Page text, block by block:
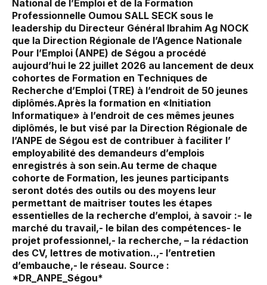
National de l’Emploi et de la Formation
Professionnelle Oumou SALL SECK sous le
leadership du Directeur Général Ibrahim Ag NOCK
que la Direction Régionale de l’Agence Nationale
Pour l’Emploi (ANPE) de Ségou a procédé
aujourd’hui le 22 juillet 2026 au lancement de deux
cohortes de Formation en Techniques de
Recherche d’Emploi (TRE) à l’endroit de 50 jeunes
diplômés.Après la formation en «Initiation
Informatique» à l’endroit de ces mêmes jeunes
diplômés, le but visé par la Direction Régionale de
l’ANPE de Ségou est de contribuer à faciliter l’
employabilité des demandeurs d’emplois
enregistrés à son sein.Au terme de chaque
cohorte de Formation, les jeunes participants
seront dotés des outils ou des moyens leur
permettant de maitriser toutes les étapes
essentielles de la recherche d’emploi, à savoir :- le
marché du travail,- le bilan des compétences- le
projet professionnel,- la recherche, – la rédaction
des CV, lettres de motivation..,- l’entretien
d’embauche,- le réseau. Source :
*DR_ANPE_Ségou*